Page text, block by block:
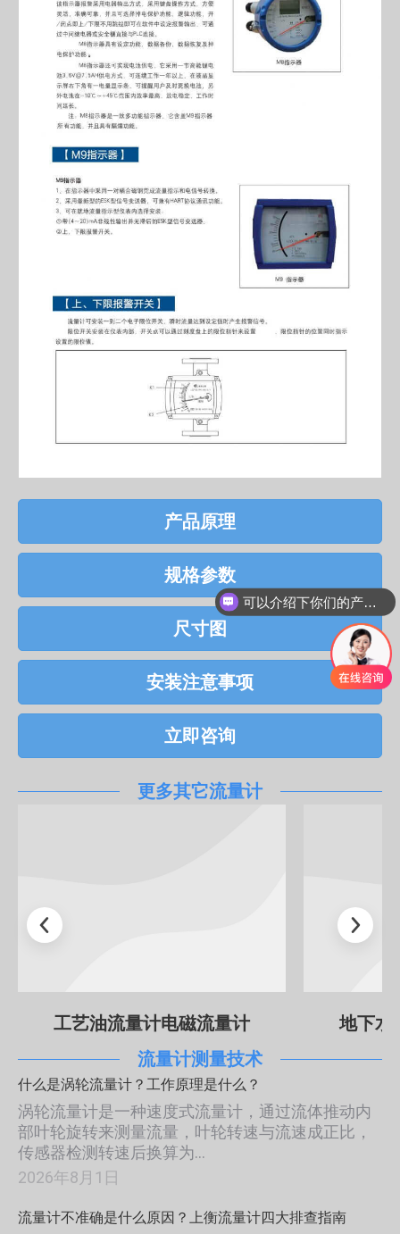
产品原理
规格参数
尺寸图
安装注意事项
立即咨询
更多其它流量计
工艺油流量计电磁流量计
地下水
流量计测量技术
什么是涡轮流量计？工作原理是什么？
涡轮流量计是一种速度式流量计，通过流体推动内
部叶轮旋转来测量流量，叶轮转速与流速成正比，
传感器检测转速后换算为…
2026年8月1日
流量计不准确是什么原因？上衡流量计四大排查指南
可以介绍下你们的产品么